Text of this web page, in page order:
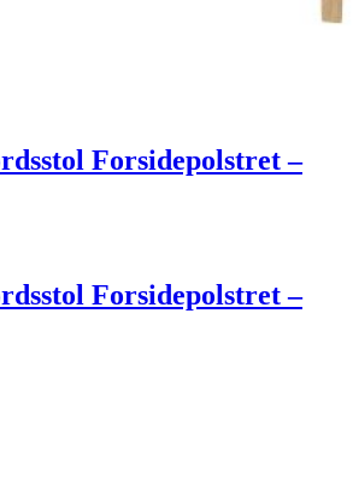
Forsidepolstret –
Forsidepolstret –